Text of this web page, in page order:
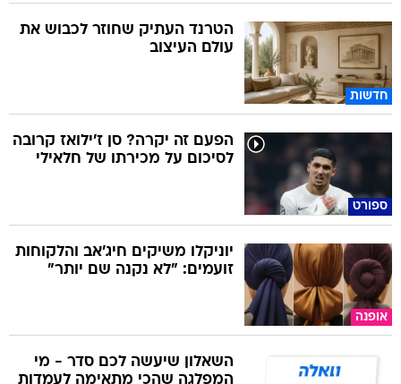
חדשות
הטרנד העתיק שחוזר לכבוש את
עולם העיצוב
ספורט
הפעם זה יקרה? סן ז'ילואז קרובה
לסיכום על מכירתו של חלאילי
אופנה
יוניקלו משיקים חיג'אב והלקוחות
זועמים: "לא נקנה שם יותר"
השאלון שיעשה לכם סדר - מי
המפלגה שהכי מתאימה לעמדות